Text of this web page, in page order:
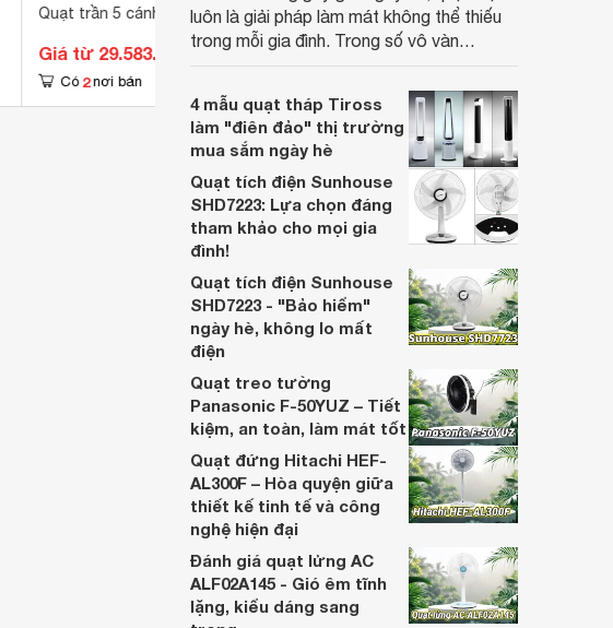
Quạt trần 5 cánh Fengye FY969
Giá từ 29.583.400 đ
Có 2 nơi bán
Quạt trần Fengye 5 cánh FY515
Giá từ 6.050.000 đ
luôn là giải pháp làm mát không thể thiếu
trong mỗi gia đình. Trong số vô vàn
tên quen thuộc, được nhiều gia đình tin
tưởng lựa chọn.
4 mẫu quạt tháp Tiross
làm "điên đảo" thị trường
mua sắm ngày hè
Quạt tích điện Sunhouse
SHD7223: Lựa chọn đáng
tham khảo cho mọi gia
đình!
Quạt tích điện Sunhouse
SHD7223 - "Bảo hiểm"
ngày hè, không lo mất
điện
Quạt treo tường
Panasonic F-50YUZ – Tiết
kiệm, an toàn, làm mát tốt
Quạt đứng Hitachi HEF-
AL300F – Hòa quyện giữa
thiết kế tinh tế và công
nghệ hiện đại
Đánh giá quạt lửng AC
ALF02A145 - Gió êm tĩnh
lặng, kiểu dáng sang